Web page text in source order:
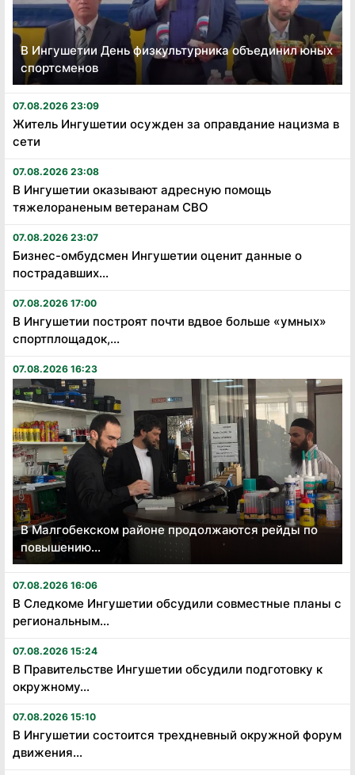
В Ингушетии День физкультурника объединил юных
спортсменов
07.08.2026 23:09
Житель Ингушетии осужден за оправдание нацизма в
сети
07.08.2026 23:08
В Ингушетии оказывают адресную помощь
тяжелораненым ветеранам СВО
07.08.2026 23:07
Бизнес-омбудсмен Ингушетии оценит данные о
пострадавших...
07.08.2026 17:00
В Ингушетии построят почти вдвое больше «умных»
спортплощадок,...
07.08.2026 16:23
В Малгобекском районе продолжаются рейды по
повышению...
07.08.2026 16:06
В Следкоме Ингушетии обсудили совместные планы с
региональным...
07.08.2026 15:24
В Правительстве Ингушетии обсудили подготовку к
окружному...
07.08.2026 15:10
В Ингушетии состоится трехдневный окружной форум
движения...